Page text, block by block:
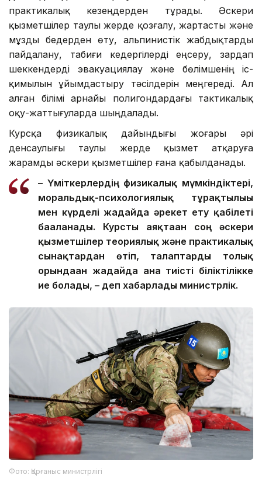
практикалық кезеңдерден тұрады. Әскери
қызметшілер таулы жерде қозғалу, жартасты және
мұзды бедерден өту, альпинистік жабдықтарды
пайдалану, табиғи кедергілерді еңсеру, зардап
шеккендерді эвакуациялау және бөлімшенің іс-
қимылын ұйымдастыру тәсілдерін меңгереді. Ал
алған білімі арнайы полигондардағы тактикалық
оқу-жаттығуларда шыңдалады.
Курсқа физикалық дайындығы жоғары әрі
денсаулығы таулы жерде қызмет атқаруға
жарамды әскери қызметшілер ғана қабылданады.
– Үміткерлердің физикалық мүмкіндіктері,
моральдық-психологиялық тұрақтылығы
мен күрделі жағдайда әрекет ету қабілеті
бағаланады. Курсты аяқтаған соң әскери
қызметшілер теориялық және практикалық
сынақтардан өтіп, талаптарды толық
орындаған жағдайда ғана тиісті біліктілікке
ие болады, – деп хабарлады министрлік.
Фото: Қорғаныс министрлігі